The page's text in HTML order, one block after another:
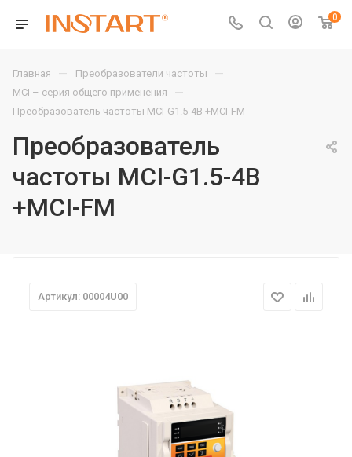
0
Главная — Преобразователи частоты —
MCI – серия общего применения —
Преобразователь частоты MCI-G1.5-4B +MCI-FM
Преобразователь
частоты MCI-G1.5-4B
+MCI-FM
Артикул: 00004U00